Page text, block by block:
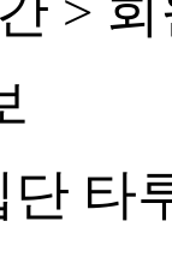
단 타